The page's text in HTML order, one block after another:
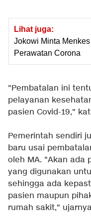
Lihat juga:
Jokowi Minta
Perawatan Corona
"Pembatalan ini
pelayanan
pasien Covid-19,"
Pemerintah sendiri
baru usai
oleh MA. "Akan ada
yang digunakan
sehingga ada
pasien maupun
rumah sakit,"